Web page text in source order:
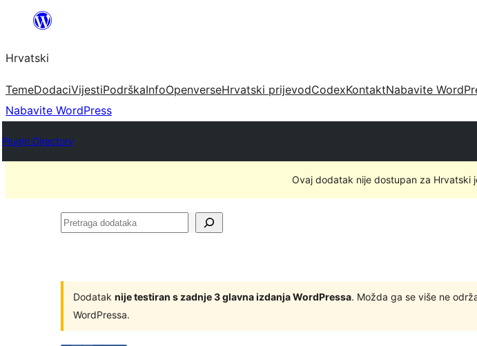
Skoči
sadržaja
Hrvatski
TemeDodaciVijestiPodrškaInfoOpenverseHrvatski prijevodCodexKontaktNabavite
Nabavite WordPress
Plugin Directory
Ovaj dodatak nije dostupan za Hrvatski
Pretraga
Dodatak nije testiran s zadnje 3 glavna izdanja WordPressa. Možda ga se više ne
WordPressa.